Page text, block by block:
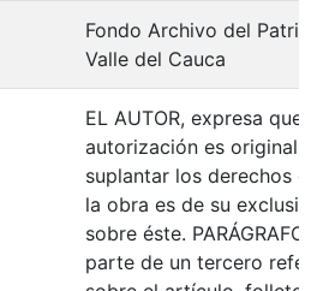
Fondo Archivo del
Valle del Cauca
EL AUTOR, expresa
autorización es original
suplantar los derechos
la obra es de su
sobre éste.
parte de un tercero